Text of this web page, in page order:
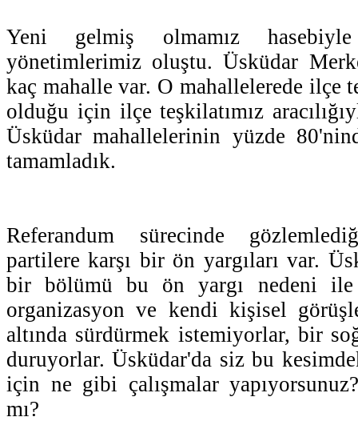
Yeni gelmiş olmamız
yönetimlerimiz oluştu. Üsküdar
kaç mahalle var. O mahallelerede ilçe
olduğu için ilçe teşkilatımız
Üsküdar mahallelerinin yüzde
tamamladık.
Referandum sürecinde
partilere karşı bir ön yargıları var.
bir bölümü bu ön yargı nedeni
organizasyon ve kendi kişisel
altında sürdürmek istemiyorlar, bir
duruyorlar. Üsküdar'da siz bu
için ne gibi çalışmalar
mı?